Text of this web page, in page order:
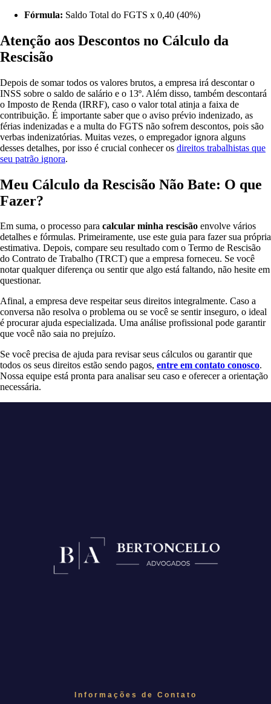
Fórmula: Saldo Total do FGTS x 0,40 (40%)
Atenção aos Descontos no Cálculo da
Rescisão
Depois de somar todos os valores brutos, a empresa irá descontar o
INSS sobre o saldo de salário e o 13º. Além disso, também descontará
o Imposto de Renda (IRRF), caso o valor total atinja a faixa de
contribuição. É importante saber que o aviso prévio indenizado, as
férias indenizadas e a multa do FGTS não sofrem descontos, pois são
verbas indenizatórias. Muitas vezes, o empregador ignora alguns
desses detalhes, por isso é crucial conhecer os direitos trabalhistas que
seu patrão ignora.
Meu Cálculo da Rescisão Não Bate: O que
Fazer?
Em suma, o processo para calcular minha rescisão envolve vários
detalhes e fórmulas. Primeiramente, use este guia para fazer sua própria
estimativa. Depois, compare seu resultado com o Termo de Rescisão
do Contrato de Trabalho (TRCT) que a empresa forneceu. Se você
notar qualquer diferença ou sentir que algo está faltando, não hesite em
questionar.
Afinal, a empresa deve respeitar seus direitos integralmente. Caso a
conversa não resolva o problema ou se você se sentir inseguro, o ideal
é procurar ajuda especializada. Uma análise profissional pode garantir
que você não saia no prejuízo.
Se você precisa de ajuda para revisar seus cálculos ou garantir que
todos os seus direitos estão sendo pagos, entre em contato conosco.
Nossa equipe está pronta para analisar seu caso e oferecer a orientação
necessária.
Informações de Contato